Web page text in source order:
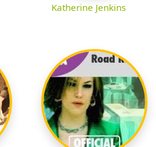
Katherine Jenkins